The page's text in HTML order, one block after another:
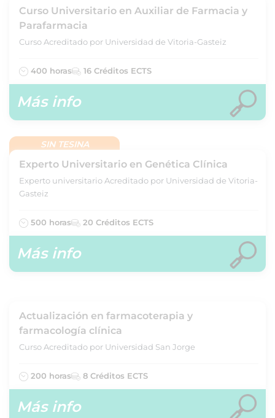
Curso Universitario en Auxiliar de Farmacia y
Parafarmacia
Curso Acreditado por Universidad de Vitoria-Gasteiz
400 horas 16 Créditos ECTS
Más info
SIN TESINA
Experto Universitario en Genética Clínica
Experto universitario Acreditado por Universidad de Vitoria-
Gasteiz
500 horas 20 Créditos ECTS
Más info
Actualización en farmacoterapia y
farmacología clínica
Curso Acreditado por Universidad San Jorge
200 horas 8 Créditos ECTS
Más info